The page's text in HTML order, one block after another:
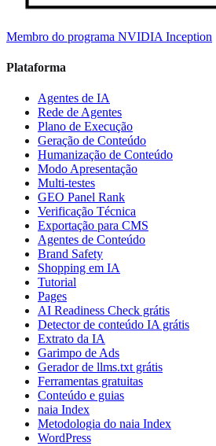
Membro do programa NVIDIA Inception
Plataforma
Agentes de IA
Rede de Agentes
Plano de Execução
Geração de Conteúdo
Humanização de Conteúdo
Modo Apresentação
Multi-testes
GEO Panel Rank
Verificação Técnica
Exportação para CMS
Agentes de Conteúdo
Brand Safety
Shopping em IA
Tutorial
Pages
AI Readiness Check grátis
Detector de conteúdo IA grátis
Extrato da IA
Garimpo de Ads
Gerador de llms.txt grátis
Ferramentas gratuitas
Conteúdo e guias
naia Index
Metodologia do naia Index
WordPress